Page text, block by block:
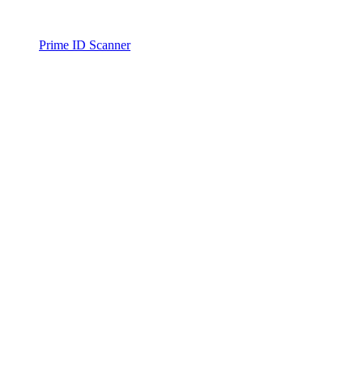
Prime ID Scanner